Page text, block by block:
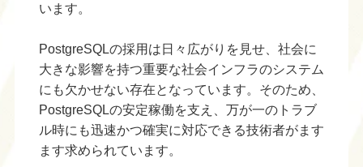
います。
PostgreSQLの採用は日々広がりを見せ、社会に
大きな影響を持つ重要な社会インフラのシステム
にも欠かせない存在となっています。そのため、
PostgreSQLの安定稼働を支え、万が一のトラブ
ル時にも迅速かつ確実に対応できる技術者がます
ます求められています。